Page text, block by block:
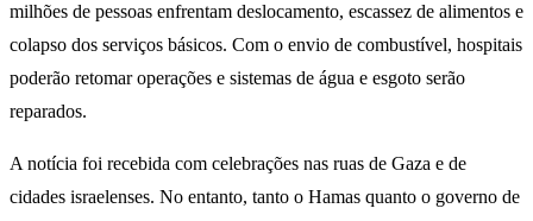
milhões de pessoas enfrentam deslocamento, escassez de alimentos e
colapso dos serviços básicos. Com o envio de combustível, hospitais
poderão retomar operações e sistemas de água e esgoto serão
reparados.
A notícia foi recebida com celebrações nas ruas de Gaza e de
cidades israelenses. No entanto, tanto o Hamas quanto o governo de